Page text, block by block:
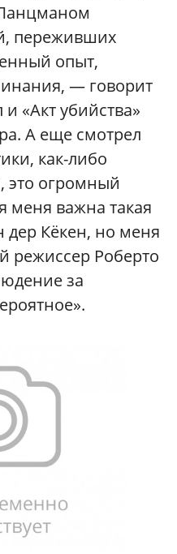
переживших
опыт,
— говорит
«Акт убийства»
А еще смотрел
как-либо
это огромный
меня важна такая
дер Кёкен, но меня
режиссер Роберто
за